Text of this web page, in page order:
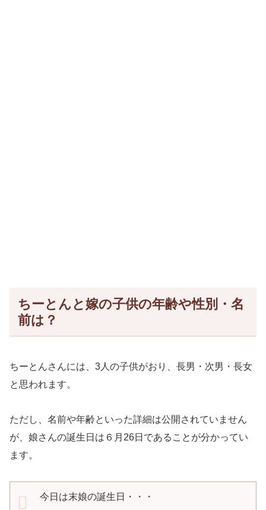
ちーとんと嫁の子供の年齢や性別・名
前は？
ちーとんさんには、3人の子供がおり、長男・次男・長女
と思われます。
ただし、名前や年齢といった詳細は公開されていません
が、娘さんの誕生日は６月26日であることが分かってい
ます。
今日は末娘の誕生日・・・